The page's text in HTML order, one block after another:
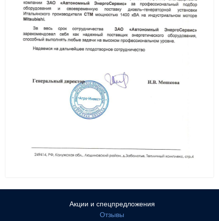
Акции и спецпредложения
Отзывы